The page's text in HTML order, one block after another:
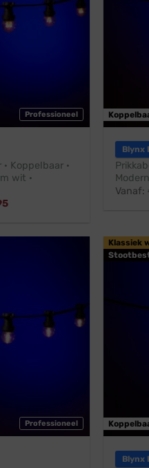
Professioneel
Koppelbaar ·
wit ·
Blynx
Vanaf:
Professioneel
Klassiek
Blynx